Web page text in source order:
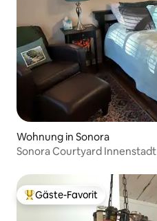
Wohnung in Sonora
Sonora Courtyard Innenstadt
Beliebter Gäste-Favorit.
Gäste-Favorit